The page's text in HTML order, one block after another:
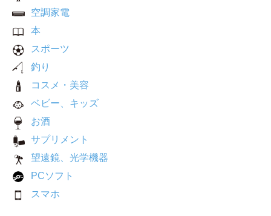
空調家電
本
スポーツ
釣り
コスメ・美容
ベビー、キッズ
お酒
サプリメント
望遠鏡、光学機器
PCソフト
スマホ